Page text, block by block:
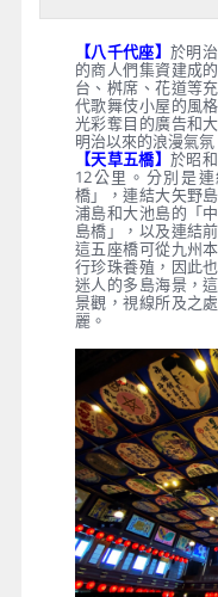
【八千代座】 於明
的商人們集資建成
台、桝席、花道等
代歌舞伎小屋的風
光彩奪目的廣告和
明治以來的浪漫氣氛
【天草五橋】 於昭
12公里。分別是
橋」，連結大矢野
浦島和大池島的「
島橋」，以及連結
這五座橋可從九州
行珍珠養殖，因此
迷人的多島海景，
景觀，視線所及之
麗。